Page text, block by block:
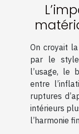
On croyait
par le
l’usage, le
entre
ruptures
intérieurs
l’harmonie